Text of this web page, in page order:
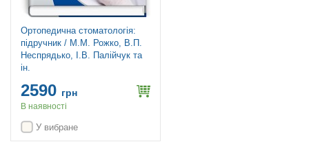
Ортопедична стоматологія:
підручник / М.М. Рожко, В.П.
Неспрядько, І.В. Палійчук та
ін.
2590 грн
В наявності
У вибране